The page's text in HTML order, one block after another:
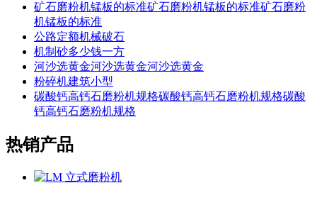
矿石磨粉机锰板的标准矿石磨粉机锰板的标准矿石磨粉
机锰板的标准
公路定额机械破石
机制砂多少钱一方
河沙选黄金河沙选黄金河沙选黄金
粉碎机建筑小型
碳酸钙高钙石磨粉机规格碳酸钙高钙石磨粉机规格碳酸
钙高钙石磨粉机规格
热销产品